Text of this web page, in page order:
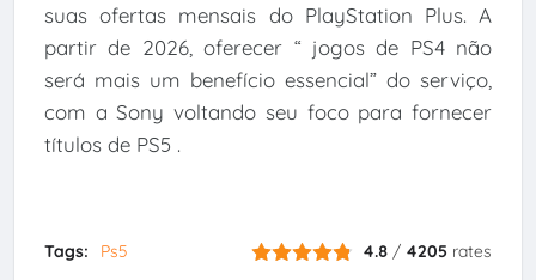
suas ofertas mensais do PlayStation Plus. A
partir de 2026, oferecer “ jogos de PS4 não
será mais um benefício essencial” do serviço,
com a Sony voltando seu foco para fornecer
títulos de PS5 .
Tags: Ps5 4.8 / 4205 rates